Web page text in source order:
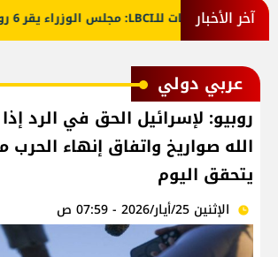
آخر الأخبار
معلومات للـLBCI: مجلس الوزراء يقر 6 رواتب إضافية لموظفي القطاع العام وصرف الفروقات بأثر رجعي منذ آذار
عربي دولي
روبيو: لإسرائيل الحق في الرد
الله صواريخ واتفاق إنهاء الحرب
يتحقق اليوم
الإثنين 25/أيار/2026 - 07:59 ص